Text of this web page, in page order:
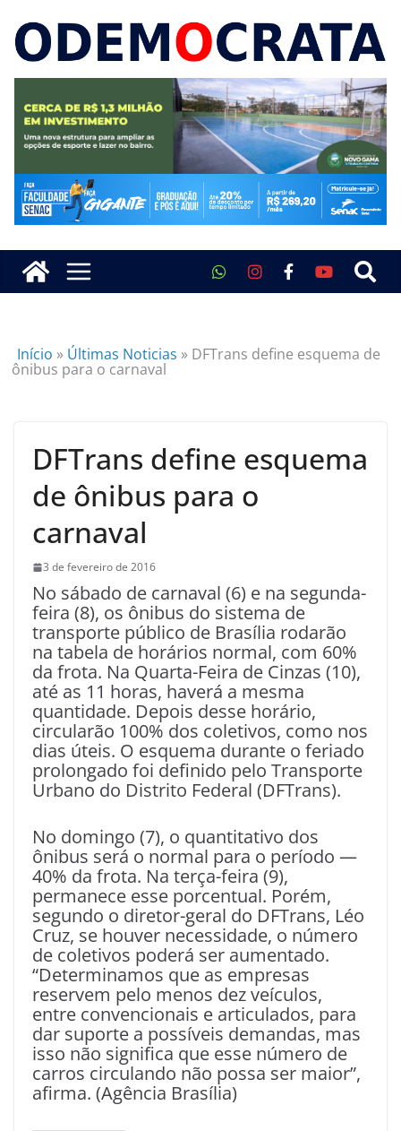
Início » Últimas Noticias » DFTrans define esquema de
ônibus para o carnaval
DFTrans define esquema
de ônibus para o
carnaval
3 de fevereiro de 2016
No sábado de carnaval (6) e na segunda-
feira (8), os ônibus do sistema de
transporte público de Brasília rodarão
na tabela de horários normal, com 60%
da frota. Na Quarta-Feira de Cinzas (10),
até as 11 horas, haverá a mesma
quantidade. Depois desse horário,
circularão 100% dos coletivos, como nos
dias úteis. O esquema durante o feriado
prolongado foi definido pelo Transporte
Urbano do Distrito Federal (DFTrans).
No domingo (7), o quantitativo dos
ônibus será o normal para o período —
40% da frota. Na terça-feira (9),
permanece esse porcentual. Porém,
segundo o diretor-geral do DFTrans, Léo
Cruz, se houver necessidade, o número
de coletivos poderá ser aumentado.
“Determinamos que as empresas
reservem pelo menos dez veículos,
entre convencionais e articulados, para
dar suporte a possíveis demandas, mas
isso não significa que esse número de
carros circulando não possa ser maior”,
afirma. (Agência Brasília)